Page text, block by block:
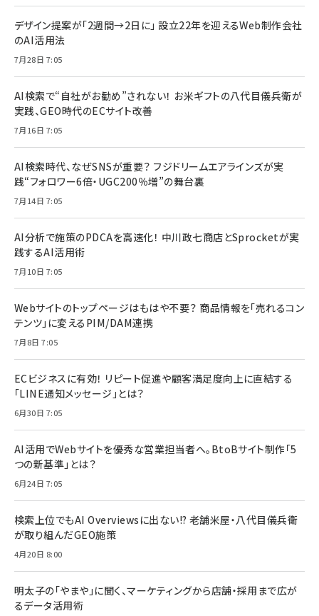
デザイン提案が「2週間→2日に」 設立22年を迎えるWeb制作会社
のAI活用法
7月28日 7:05
AI検索で“自社がお勧め”されない！ お米ギフトの八代目儀兵衛が
実践、GEO時代のECサイト改善
7月16日 7:05
AI検索時代、なぜSNSが重要？ フジドリームエアラインズが実
践“フォロワー6倍・UGC200％増”の舞台裏
7月14日 7:05
AI分析で施策のPDCAを高速化！ 中川政七商店とSprocketが実
践するAI活用術
7月10日 7:05
Webサイトのトップページはもはや不要？ 商品情報を「売れるコン
テンツ」に変えるPIM/DAM連携
7月8日 7:05
ECビジネスに有効！ リピート促進や顧客満足度向上に直結する
「LINE通知メッセージ」とは？
6月30日 7:05
AI活用でWebサイトを優秀な営業担当者へ。BtoBサイト制作「5
つの新基準」とは？
6月24日 7:05
検索上位でもAI Overviewsに出ない!? 老舗米屋・八代目儀兵衛
が取り組んだGEO施策
4月20日 8:00
明太子の「やまや」に聞く、マーケティングから店舗・採用まで広が
るデータ活用術